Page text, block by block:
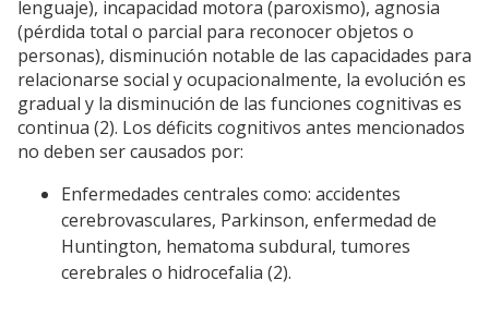
lenguaje), incapacidad motora (paroxismo), agnosia
(pérdida total o parcial para reconocer objetos o
personas), disminución notable de las capacidades para
relacionarse social y ocupacionalmente, la evolución es
gradual y la disminución de las funciones cognitivas es
continua (2). Los déficits cognitivos antes mencionados
no deben ser causados por:
Enfermedades centrales como: accidentes
cerebrovasculares, Parkinson, enfermedad de
Huntington, hematoma subdural, tumores
cerebrales o hidrocefalia (2).